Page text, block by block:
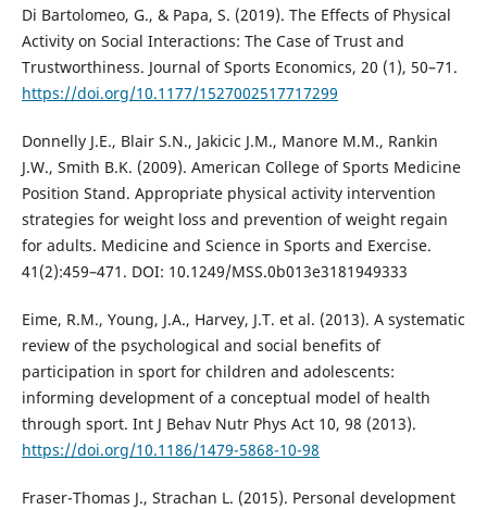
Di Bartolomeo, G., & Papa, S. (2019). The Effects of Physical
Activity on Social Interactions: The Case of Trust and
Trustworthiness. Journal of Sports Economics, 20 (1), 50–71.
https://doi.org/10.1177/1527002517717299
Donnelly J.E., Blair S.N., Jakicic J.M., Manore M.M., Rankin
J.W., Smith B.K. (2009). American College of Sports Medicine
Position Stand. Appropriate physical activity intervention
strategies for weight loss and prevention of weight regain
for adults. Medicine and Science in Sports and Exercise.
41(2):459–471. DOI: 10.1249/MSS.0b013e3181949333
Eime, R.M., Young, J.A., Harvey, J.T. et al. (2013). A systematic
review of the psychological and social benefits of
participation in sport for children and adolescents:
informing development of a conceptual model of health
through sport. Int J Behav Nutr Phys Act 10, 98 (2013).
https://doi.org/10.1186/1479-5868-10-98
Fraser-Thomas J., Strachan L. (2015). Personal development